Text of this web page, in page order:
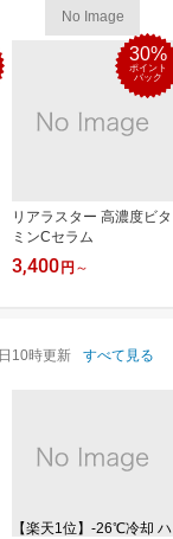
No Image
30%
ポイント
バック
リアラスター 高濃度ビタ
ミンCセラム
3,400 円 ～
10時更新 すべて見る
【楽天1位】‐26℃冷却 ハ